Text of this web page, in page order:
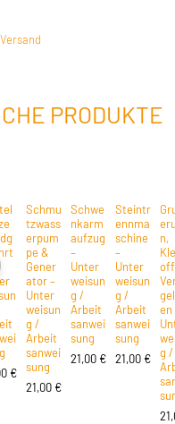
PRODUKTE
€
Schmu
tzwass
erpum
pe &
Gener
ator –
Unter
weisun
g /
Arbeit
sanwei
sung
21,00 €
Schwe
nkarm
aufzug
–
Unter
weisun
g /
Arbeit
sanwei
sung
21,00 €
Steintr
ennma
schine
–
Unter
weisun
g /
Arbeit
sanwei
sung
21,00 €
n,
en
g /